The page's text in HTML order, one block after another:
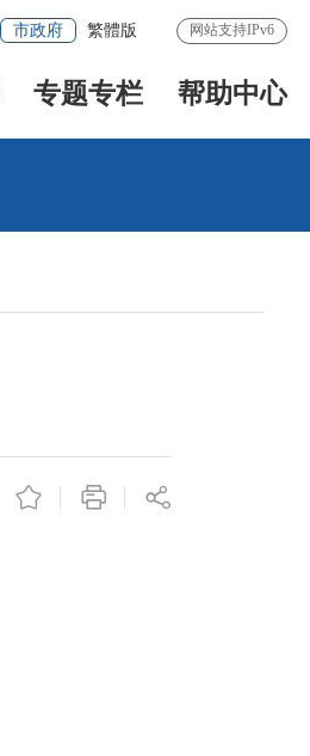
市政府 繁體版 网站支持IPv6
专题专栏 帮助中心